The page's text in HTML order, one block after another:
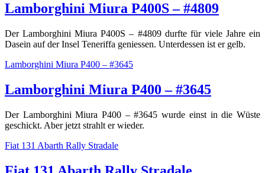
Lamborghini Miura P400S – #4809
Der Lamborghini Miura P400S – #4809 durfte für viele Jahre ein
Dasein auf der Insel Teneriffa geniessen. Unterdessen ist er gelb.
Lamborghini Miura P400 – #3645
Lamborghini Miura P400 – #3645
Der Lamborghini Miura P400 – #3645 wurde einst in die Wüste
geschickt. Aber jetzt strahlt er wieder.
Fiat 131 Abarth Rally Stradale